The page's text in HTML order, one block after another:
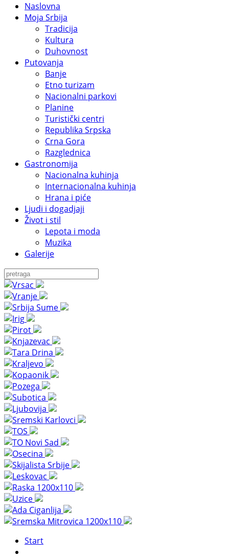
Naslovna
Moja Srbija
Tradicija
Kultura
Duhovnost
Putovanja
Banje
Etno turizam
Nacionalni parkovi
Planine
Turistički centri
Republika Srpska
Crna Gora
Razglednica
Gastronomija
Nacionalna kuhinja
Internacionalna kuhinja
Hrana i piće
Ljudi i dogadjaji
Život i stil
Lepota i moda
Muzika
Galerije
Start